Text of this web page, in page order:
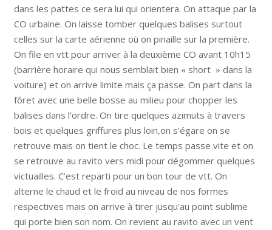
dans les pattes ce sera lui qui orientera. On attaque par la
CO urbaine. On laisse tomber quelques balises surtout
celles sur la carte aérienne où on pinaille sur la première.
On file en vtt pour arriver à la deuxième CO avant 10h15
(barrière horaire qui nous semblait bien « short » dans la
voiture) et on arrive limite mais ça passe. On part dans la
fôret avec une belle bosse au milieu pour chopper les
balises dans l’ordre. On tire quelques azimuts à travers
bois et quelques griffures plus loin,on s’égare on se
retrouve mais on tient le choc. Le temps passe vite et on
se retrouve au ravito vers midi pour dégommer quelques
victuailles. C’est reparti pour un bon tour de vtt. On
alterne le chaud et le froid au niveau de nos formes
respectives mais on arrive à tirer jusqu’au point sublime
qui porte bien son nom. On revient au ravito avec un vent